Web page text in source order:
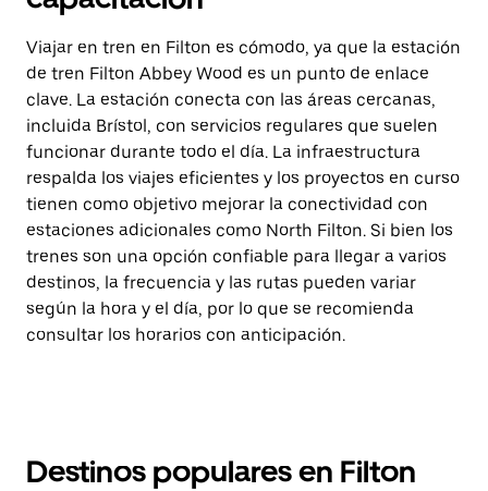
Viajar en tren en Filton es cómodo, ya que la estación
de tren Filton Abbey Wood es un punto de enlace
clave. La estación conecta con las áreas cercanas,
incluida Brístol, con servicios regulares que suelen
funcionar durante todo el día. La infraestructura
respalda los viajes eficientes y los proyectos en curso
tienen como objetivo mejorar la conectividad con
estaciones adicionales como North Filton. Si bien los
trenes son una opción confiable para llegar a varios
destinos, la frecuencia y las rutas pueden variar
según la hora y el día, por lo que se recomienda
consultar los horarios con anticipación.
Destinos populares en Filton